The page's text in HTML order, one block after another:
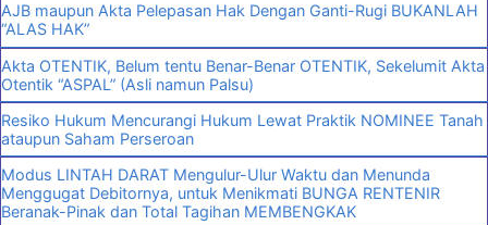
AJB maupun Akta Pelepasan Hak Dengan Ganti-Rugi BUKANLAH
“ALAS HAK”
Akta OTENTIK, Belum tentu Benar-Benar OTENTIK, Sekelumit Akta
Otentik “ASPAL” (Asli namun Palsu)
Resiko Hukum Mencurangi Hukum Lewat Praktik NOMINEE Tanah
ataupun Saham Perseroan
Modus LINTAH DARAT Mengulur-Ulur Waktu dan Menunda
Menggugat Debitornya, untuk Menikmati BUNGA RENTENIR
Beranak-Pinak dan Total Tagihan MEMBENGKAK